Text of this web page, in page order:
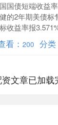
国债短端收益
的2年期美债标
收益率报
3.572%低0.1个
标售....
看：200 分
文章已加载